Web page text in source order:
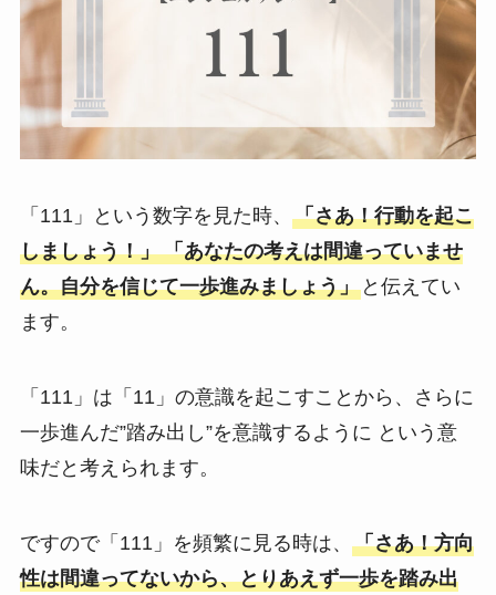
「111」という数字を見た時、 「さあ！行動を起こ
しましょう！」 「あなたの考えは間違っていませ
ん。自分を信じて一歩進みましょう」と伝えてい
ます。
「111」は「11」の意識を起こすことから、さらに
一歩進んだ”踏み出し”を意識するように という意
味だと考えられます。
ですので「111」を頻繁に見る時は、 「さあ！方向
性は間違ってないから、とりあえず一歩を踏み出